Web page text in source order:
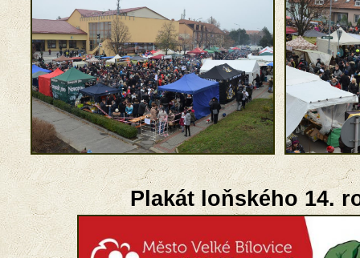
Plakát loňského 14.